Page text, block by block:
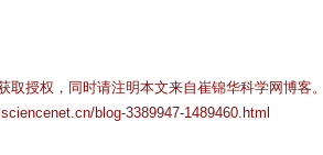
取授权，同时请注明本文来自崔锦华科学网博客。
blog-3389947-1489460.html